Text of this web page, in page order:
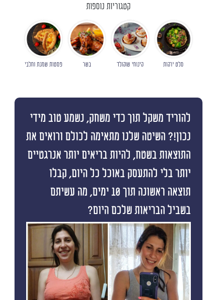
קטגוריות נוספות
סלט ירקות קינוחי שוקולד בשר פסטות שמנת וחלבי
להוריד משקל תוך כדי משחק, נשמע טוב מידי
נכון!? השיטה שלנו מתאימה לכולם ורואים את
התוצאות בשטח, להיות בריאים יותר אנרגטיים
יותר בלי להתעסק באוכל כל היום, קבלו
תוצאה ראשונה תוך 10 ימים, מה עשיתם
בשביל הבריאות שלכם היום?